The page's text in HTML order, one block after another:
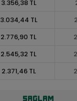
3.356,38 TL
3.034,44 TL
2.776,90 TL
2.545,32 TL
2.371,46 TL